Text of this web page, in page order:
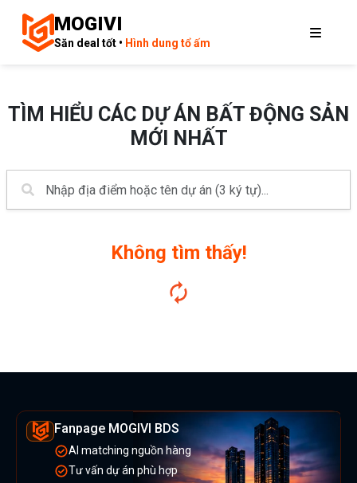
MOGIVI
Săn deal tốt • Hình dung tổ ấm
TÌM HIỂU CÁC DỰ ÁN BẤT ĐỘNG SẢN
MỚI NHẤT
Không tìm thấy!
Fanpage MOGIVI BDS
AI matching nguồn hàng
Tư vấn dự án phù hợp